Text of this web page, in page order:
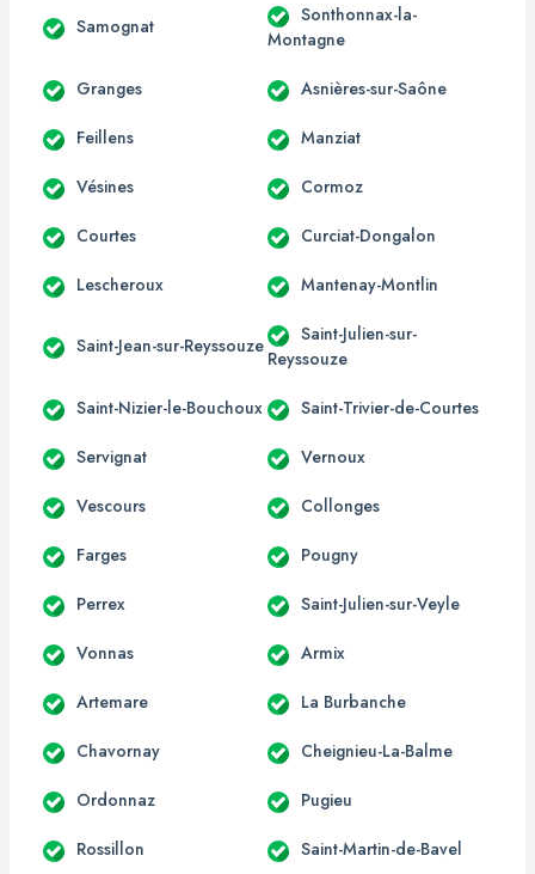
Samognat
Sonthonnax-la-
Montagne
Granges Asnières-sur-Saône
Feillens Manziat
Vésines Cormoz
Courtes Curciat-Dongalon
Lescheroux Mantenay-Montlin
Saint-Jean-sur-Reyssouze
Saint-Julien-sur-
Reyssouze
Saint-Nizier-le-Bouchoux Saint-Trivier-de-Courtes
Servignat Vernoux
Vescours Collonges
Farges Pougny
Perrex Saint-Julien-sur-Veyle
Vonnas Armix
Artemare La Burbanche
Chavornay Cheignieu-La-Balme
Ordonnaz Pugieu
Rossillon Saint-Martin-de-Bavel